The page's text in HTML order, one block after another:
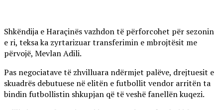
Shkëndija e Haraçinës vazhdon të përforcohet për sezonin
e ri, teksa ka zyrtarizuar transferimin e mbrojtësit me
përvojë, Mevlan Adili.
Pas negociatave të zhvilluara ndërmjet palëve, drejtuesit e
skuadrës debutuese në elitën e futbollit vendor arritën ta
bindin futbollistin shkupjan që të veshë fanellën kuqezi.